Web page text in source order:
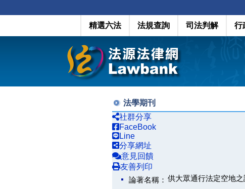
精選六法 法規查詢 司法判解 行
法學期刊
社群分享
FaceBook
Line
分享網址
意見回饋
友善列印
論著名稱： 供大眾通行法定空地